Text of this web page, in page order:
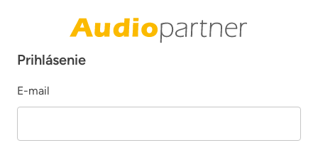
Prihlásenie
E-mail